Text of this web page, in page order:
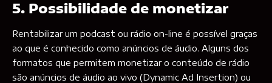
5. Possibilidade de monetizar
Rentabilizar um podcast ou rádio on-line é possível graças
ao que é conhecido como anúncios de áudio. Alguns dos
formatos que permitem monetizar o conteúdo de rádio
são anúncios de áudio ao vivo (Dynamic Ad Insertion) ou